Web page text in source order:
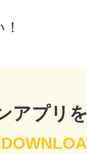
アプリ
生駒